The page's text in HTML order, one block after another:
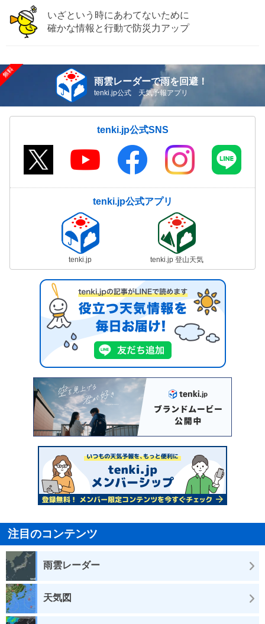
いざという時にあわてないために
確かな情報と行動で防災力アップ
雨雲レーダーで雨を回避！
tenki.jp公式 天気予報アプリ
tenki.jp公式SNS
tenki.jp公式アプリ
tenki.jp tenki.jp 登山天気
注目のコンテンツ
雨雲レーダー
天気図